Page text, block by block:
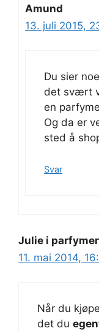
Amund
13. juli 2015,
Du sier
det svært
en
Og da er
sted å
Svar
Julie i
11. mai 2014,
Når du
det du